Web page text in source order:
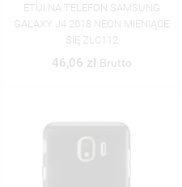
ETUI NA TELEFON SAMSUNG
GALAXY J4 2018 NEON MIENIĄCE
SIĘ ZLC112
46,06 zł Brutto